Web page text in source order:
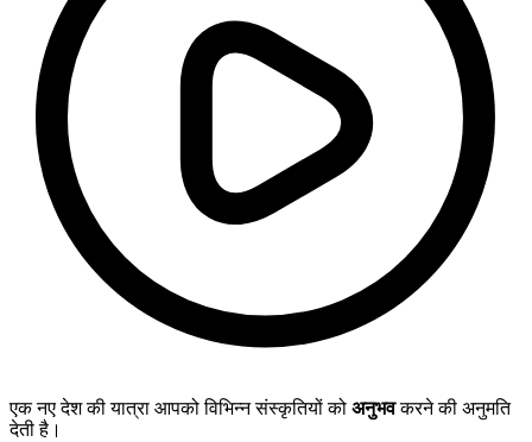
एक नए देश की यात्रा आपको विभिन्न संस्कृतियों को अनुभवकरने की अनुमति
देती है।